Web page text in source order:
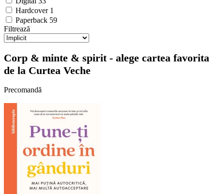
Hardcover 1
Paperback 59
Filtrează
Corp & minte & spirit - alege cartea favorita
de la Curtea Veche
Precomandă